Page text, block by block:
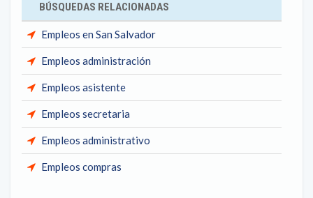
BÚSQUEDAS RELACIONADAS
Empleos en San Salvador
Empleos administración
Empleos asistente
Empleos secretaria
Empleos administrativo
Empleos compras